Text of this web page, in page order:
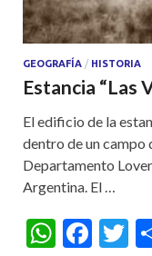
GEOGRAFÍA / HISTORIA
Estancia “Las
El edificio de la
dentro de un campo
Departamento
Argentina. El …
W F
T